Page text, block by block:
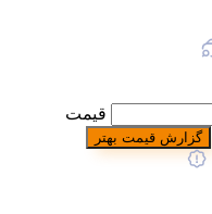
قیمت
گزارش قیمت بهتر